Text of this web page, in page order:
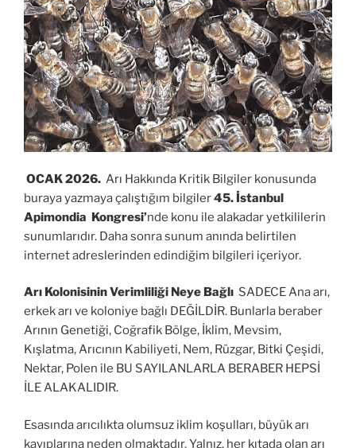
OCAK 2026. Arı Hakkında Kritik Bilgiler konusunda
buraya yazmaya çalıştığım bilgiler45. İstanbul
Apimondia Kongresi’nde konu ile alakadar yetkililerin
sunumlarıdır. Daha sonra sunum anında belirtilen
internet adreslerinden edindiğim bilgileri içeriyor.
Arı Kolonisinin Verimliliği Neye Bağlı SADECE Ana arı,
erkek arı ve koloniye bağlı DEĞİLDİR. Bunlarla beraber
Arının Genetiği, Coğrafik Bölge, İklim, Mevsim,
Kışlatma, Arıcının Kabiliyeti, Nem, Rüzgar, Bitki Çeşidi,
Nektar, Polen ile BU SAYILANLARLA BERABER HEPSİ
İLE ALAKALIDIR.
Esasında arıcılıkta olumsuz iklim koşulları, büyük arı
kayıplarına neden olmaktadır. Yalnız, her kıtada olan arı